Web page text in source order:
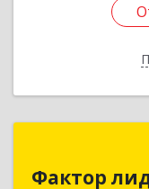
Фактор